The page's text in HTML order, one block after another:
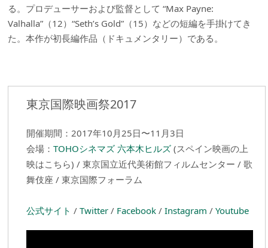
る。プロデューサーおよび監督として “Max Payne:
Valhalla”（12）“Seth’s Gold”（15）などの短編を手掛けてき
た。本作が初長編作品（ドキュメンタリー）である。
東京国際映画祭2017
開催期間：2017年10月25日〜11月3日
会場：TOHOシネマズ 六本木ヒルズ (スペイン映画の上
映はこちら) / 東京国立近代美術館フィルムセンター / 歌
舞伎座 / 東京国際フォーラム
公式サイト /Twitter / Facebook /Instagram /Youtube